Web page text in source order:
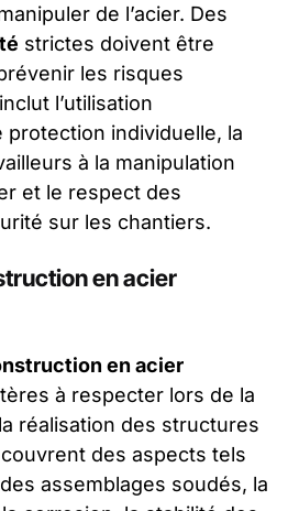
de l’acier. Des
strictes doivent être
les risques
l’utilisation
protection individuelle, la
à la manipulation
et le respect des
sur les chantiers.
en acier
en acier
à respecter lors de la
réalisation des structures
des aspects tels
assemblages soudés, la